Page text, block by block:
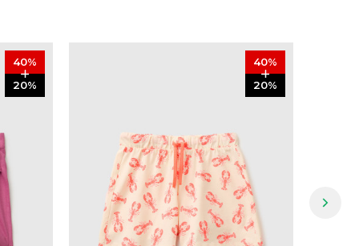
40%
20%
40%
20%